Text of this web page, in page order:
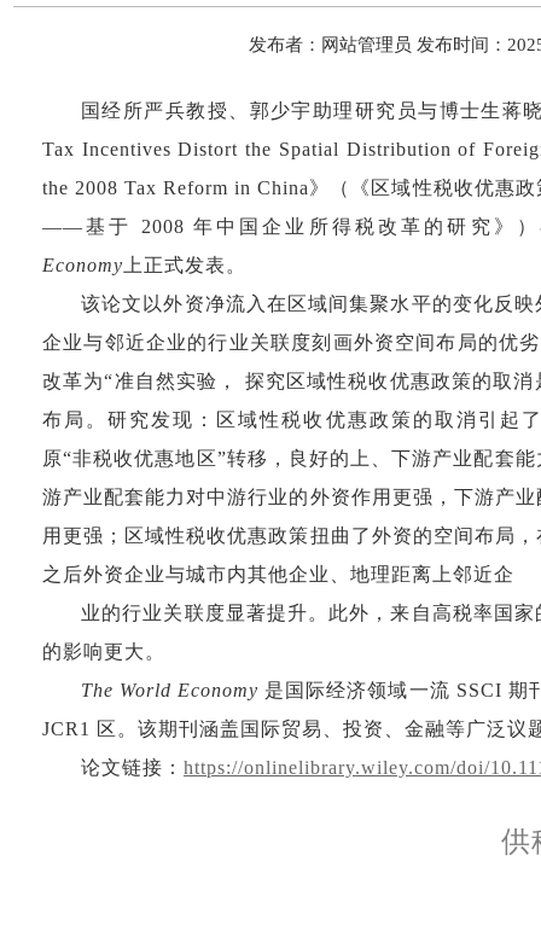
发布者：网站管理员 发布时间：
国经所严兵教授、郭少宇助理研究员与博士生蒋
Tax Incentives Distort the Spatial Distribution of
the 2008 TaxReform in China》（《区域性税收优惠
——基于 2008 年中 国企业所得税改革的研究》
Economy 上正式发表。
该论文以外资净流入在区域间集聚水平的变化反
企业与邻近企业的行业关联度刻画外资空间布局的优
改革为“准自然实验， 探究区域性税收优惠政策的取
布局。研究发现：区域性税收优惠政策的取消引起
原“非税收优惠地区”转移，良好的上、下游产业配套
游产业配套能力对中游行业的外资作用 更强，下游产
用更强；区域性税收优惠政策扭曲了外资的空间布局
之后外资企业与城市内其他企业、地理距离上邻近企
业的行业关联度显著提升。此外，来自高税率国
的影响更大。
The World Economy 是国际经济领域一流 SSCI 期
JCR1 区。该期刊涵盖国际贸易、投资、金融等广泛议
论文链接：https://onlinelibrary.wiley.com/doi/
供